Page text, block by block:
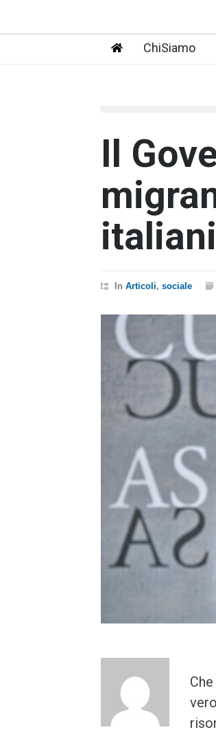
ChiSiamo
Il
italiani
In Articoli, sociale